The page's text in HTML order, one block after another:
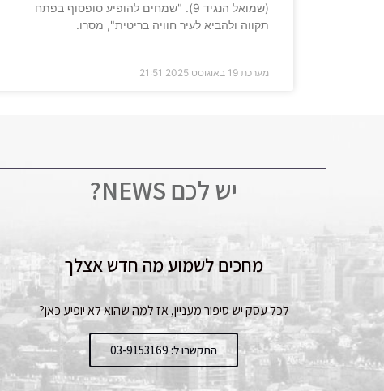
(שמואל הנגיד 9). "שמחים להופיע סופסוף בפתח
תקווה ולהביא לעיר חוויה בריטית", מסרו.
מערכת 19 באוגוסט 2025 21:51
יש לכם NEWS?
מחכים לשמוע מה חדש אצלך
לכל עסק יש סיפור מעניין, אז למה שהוא לא יופיע כאן?
התקשרו ל: 03-9153169